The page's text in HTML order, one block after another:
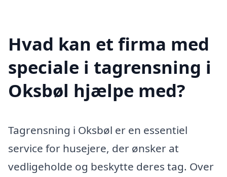
Hvad kan et firma med
speciale i tagrensning i
Oksbøl hjælpe med?
Tagrensning i Oksbøl er en essentiel
service for husejere, der ønsker at
vedligeholde og beskytte deres tag. Over